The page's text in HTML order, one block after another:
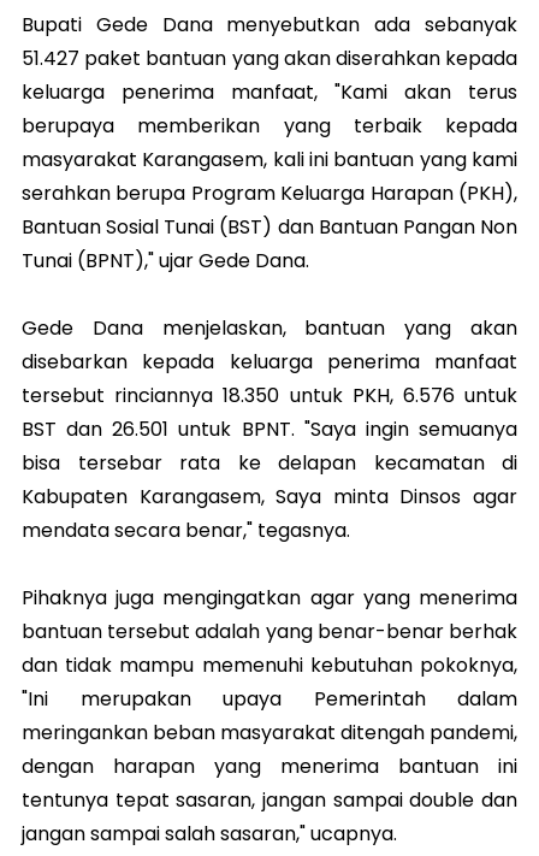
Bupati Gede Dana menyebutkan ada sebanyak
51.427 paket bantuan yang akan diserahkan kepada
keluarga penerima manfaat, "Kami akan terus
berupaya memberikan yang terbaik kepada
masyarakat Karangasem, kali ini bantuan yang kami
serahkan berupa Program Keluarga Harapan (PKH),
Bantuan Sosial Tunai (BST) dan Bantuan Pangan Non
Tunai (BPNT)," ujar Gede Dana.
Gede Dana menjelaskan, bantuan yang akan
disebarkan kepada keluarga penerima manfaat
tersebut rinciannya 18.350 untuk PKH, 6.576 untuk
BST dan 26.501 untuk BPNT. "Saya ingin semuanya
bisa tersebar rata ke delapan kecamatan di
Kabupaten Karangasem, Saya minta Dinsos agar
mendata secara benar," tegasnya.
Pihaknya juga mengingatkan agar yang menerima
bantuan tersebut adalah yang benar-benar berhak
dan tidak mampu memenuhi kebutuhan pokoknya,
"Ini merupakan upaya Pemerintah dalam
meringankan beban masyarakat ditengah pandemi,
dengan harapan yang menerima bantuan ini
tentunya tepat sasaran, jangan sampai double dan
jangan sampai salah sasaran," ucapnya.